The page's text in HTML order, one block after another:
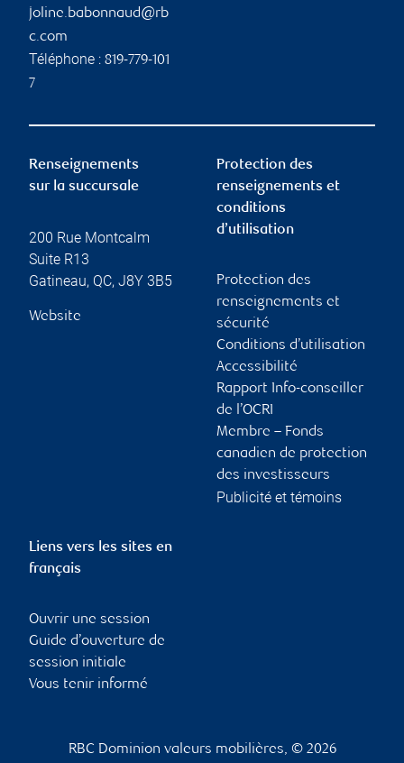
joline.babonnaud@rb
c.com
Téléphone : 819-779-101
7
Renseignements
sur la succursale
200 Rue Montcalm
Suite R13
Gatineau, QC, J8Y 3B5
Website
Protection des
renseignements et
conditions
d’utilisation
Protection des
renseignements et
sécurité
Conditions d’utilisation
Accessibilité
Rapport Info-conseiller
de l’OCRI
Membre – Fonds
canadien de protection
des investisseurs
Publicité et témoins
Liens vers les sites en
français
Ouvrir une session
Guide d’ouverture de
session initiale
Vous tenir informé
RBC Dominion valeurs mobilières, © 2026